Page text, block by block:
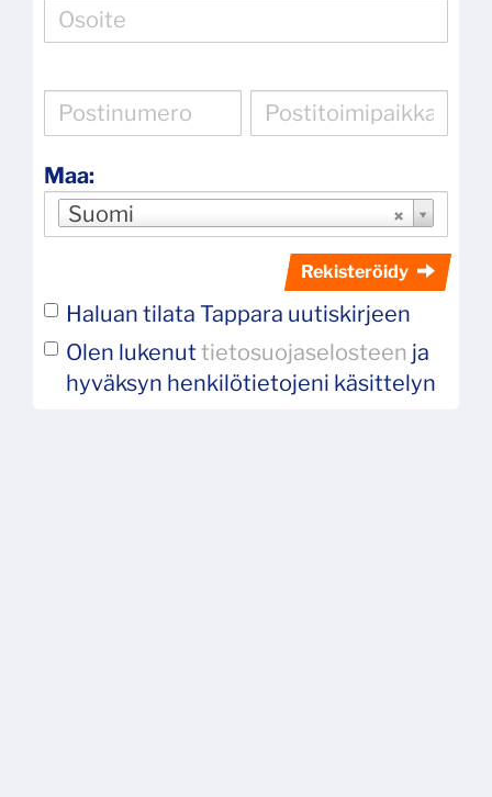
Maa:
Suomi
Rekisteröidy
Haluan tilata Tappara uutiskirjeen
Olen lukenut tietosuojaselosteen ja
hyväksyn henkilötietojeni käsittelyn